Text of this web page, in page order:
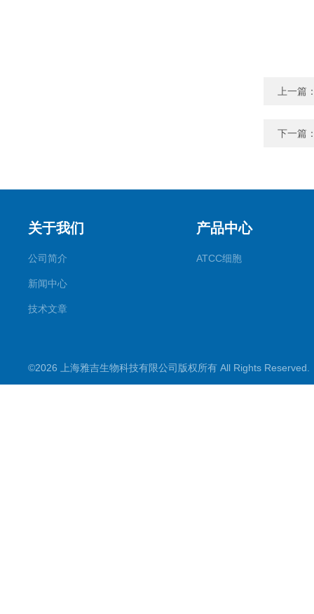
上一篇
下一篇
关于我们
公司简介
新闻中心
技术文章
产品中心
ATCC细胞
©2026 上海雅吉生物科技有限公司版权所有 All Rights